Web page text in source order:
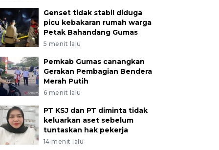
Genset tidak stabil diduga
picu kebakaran rumah warga
Petak Bahandang Gumas
5 menit lalu
Pemkab Gumas canangkan
Gerakan Pembagian Bendera
Merah Putih
6 menit lalu
PT KSJ dan PT diminta tidak
keluarkan aset sebelum
tuntaskan hak pekerja
14 menit lalu